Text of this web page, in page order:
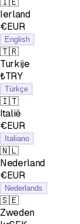
Ierland
€EUR
English
🇹🇷
Turkije
₺TRY
Türkçe
🇮🇹
Italië
€EUR
Italiano
🇳🇱
Nederland
€EUR
Nederlands
🇸🇪
Zweden